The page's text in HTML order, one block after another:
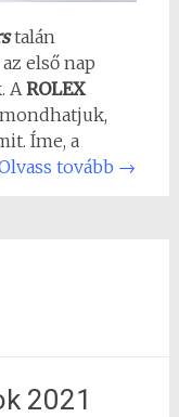
talán
első nap
A ROLEX
Íme, a
tovább →
2021